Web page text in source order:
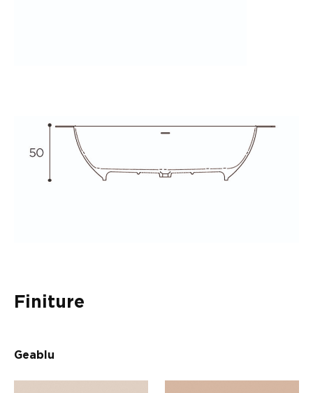
Finiture
Geablu